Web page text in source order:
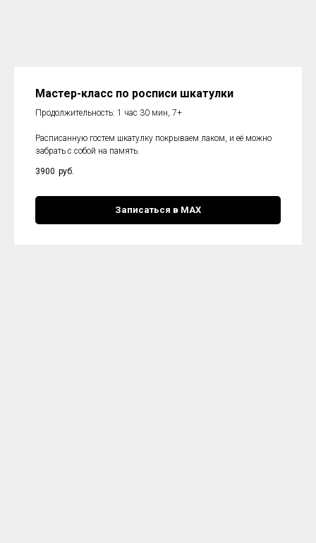
Мастер-класс по росписи шкатулки
Продолжительность: 1 час 30 мин, 7+
Расписанную гостем шкатулку покрываем лаком, и её можно
забрать с собой на память.
3900 руб.
Записаться в МАХ